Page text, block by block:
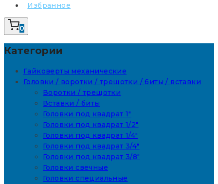
Избранное
0
Категории
Гайковерты механические
Головки / воротки / трещотки / биты / вставки
Воротки / трещотки
Вставки / биты
Головки под квадрат 1"
Головки под квадрат 1/2"
Головки под квадрат 1/4"
Головки под квадрат 3/4"
Головки под квадрат 3/8"
Головки свечные
Головки специальные